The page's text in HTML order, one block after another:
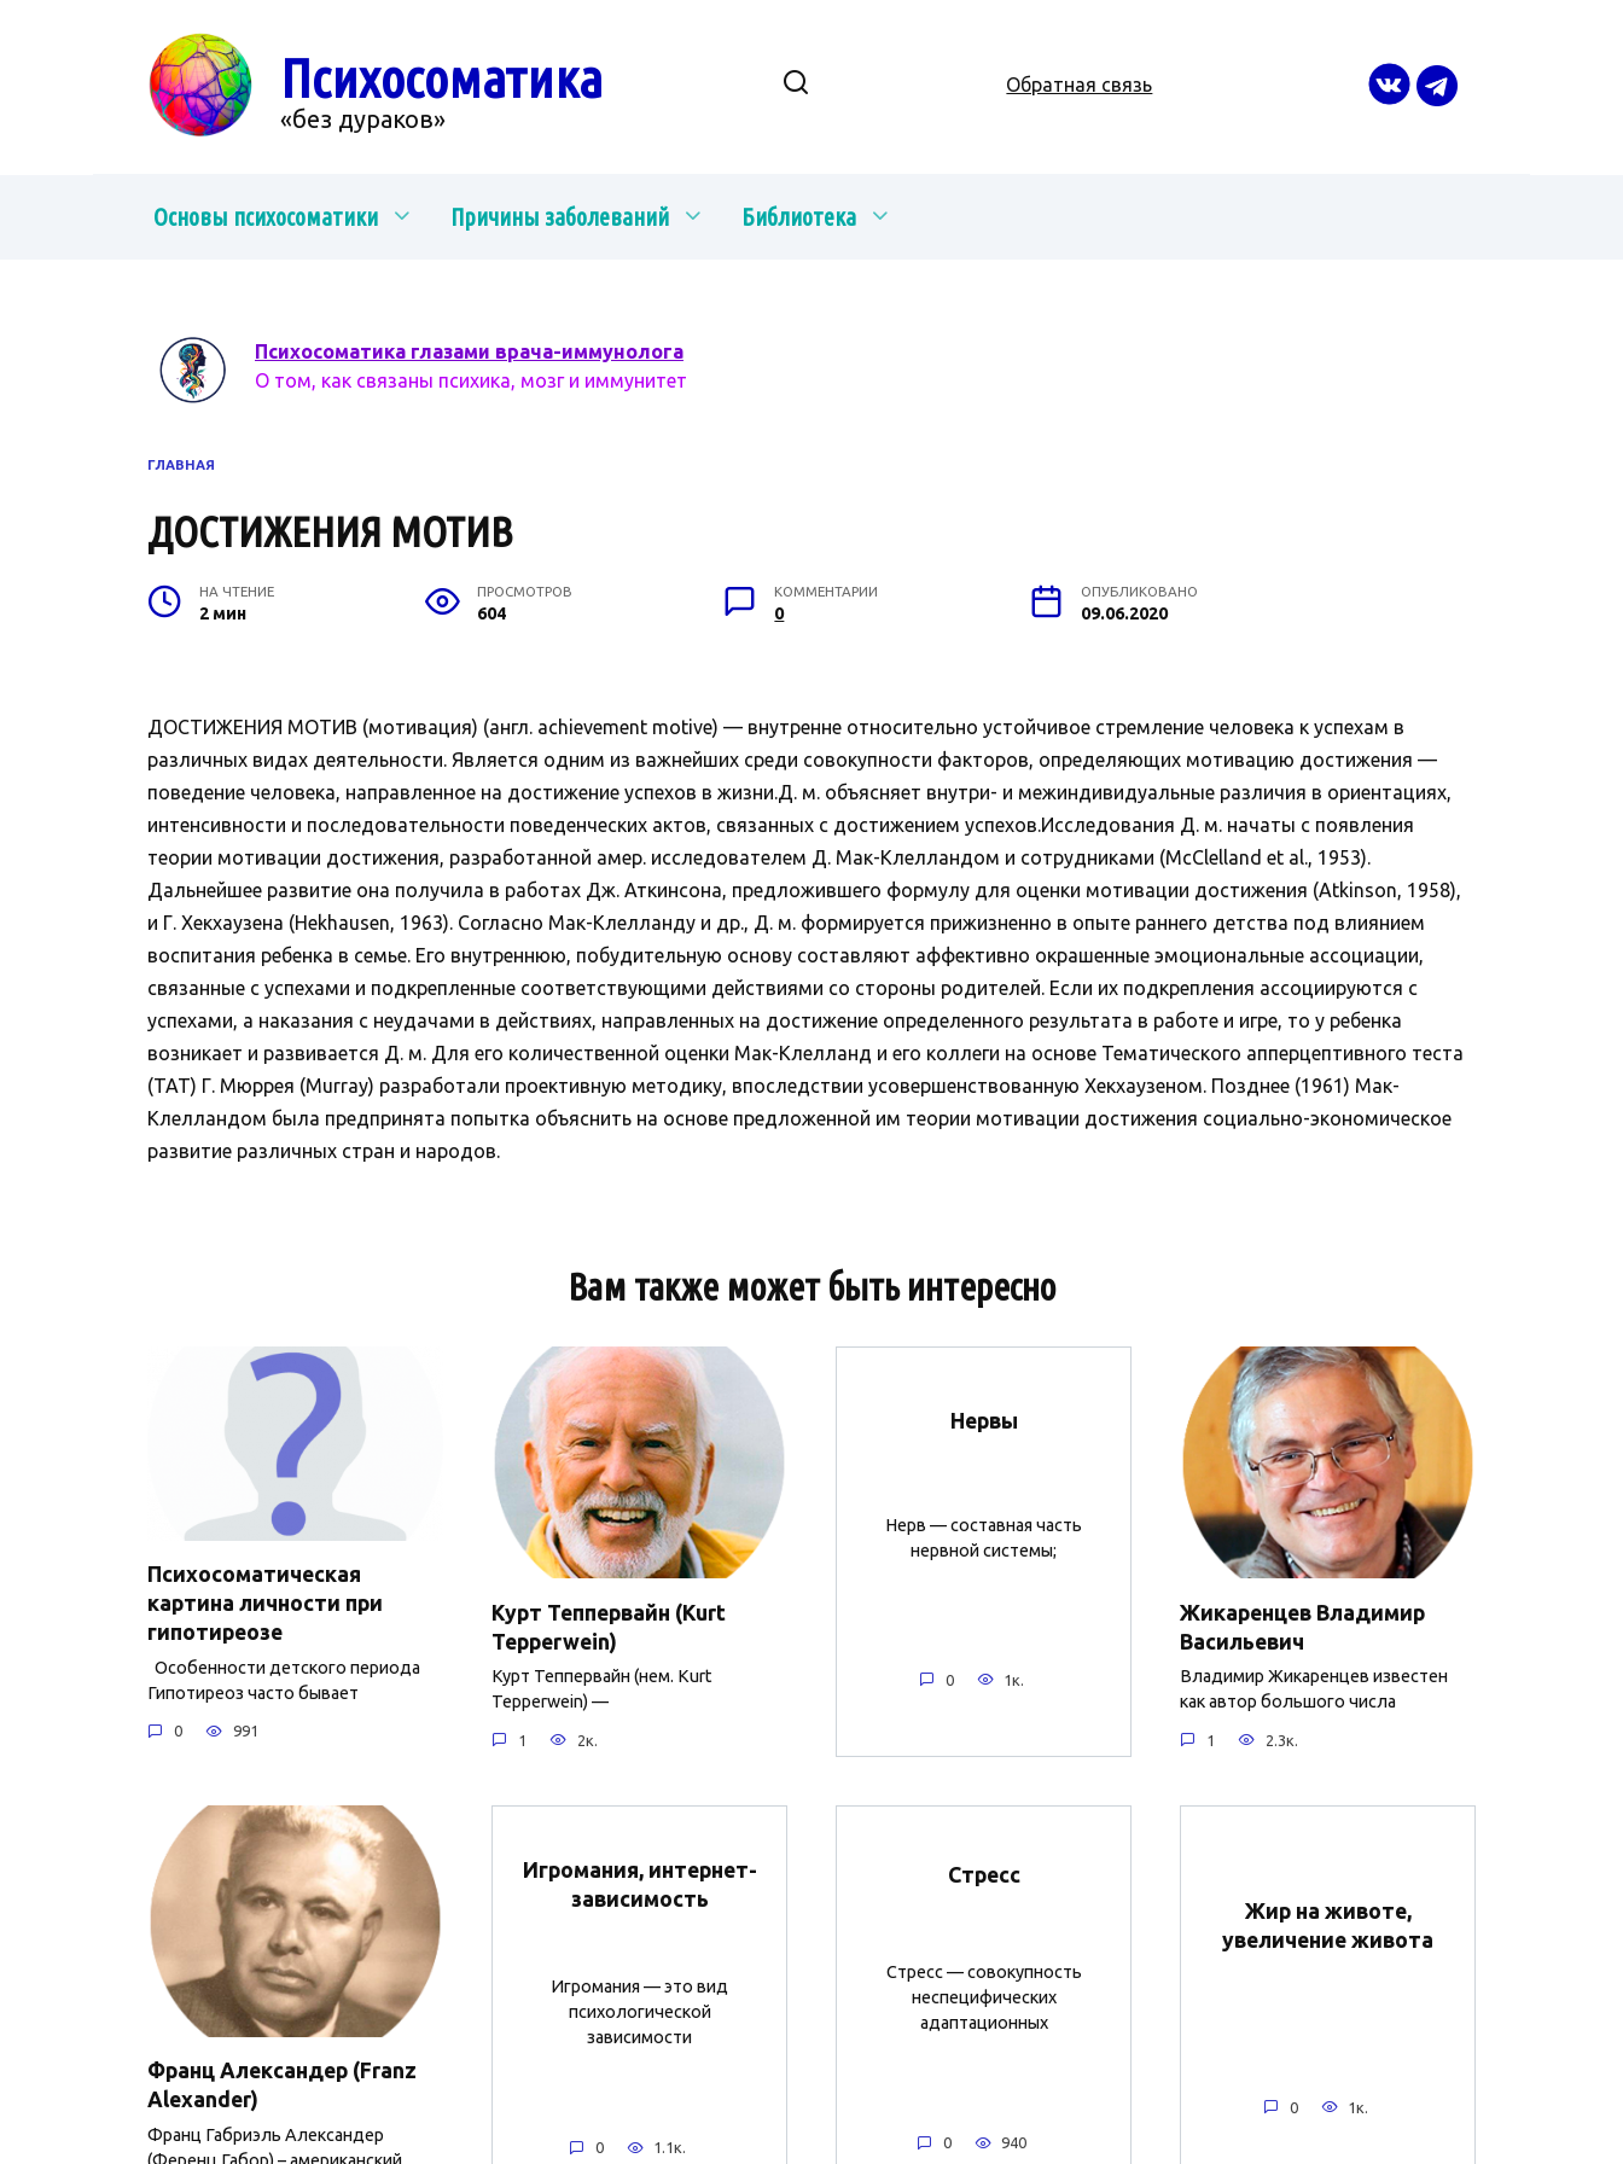
Психосоматика
«без дураков»
Обратная связь
Основы психосоматики Причины заболеваний Библиотека
Психосоматика глазами врача-иммунолога
О том, как связаны психика, мозг и иммунитет
ГЛАВНАЯ
ДОСТИЖЕНИЯ МОТИВ
НА ЧТЕНИЕ
2 мин
ПРОСМОТРОВ
604
КОММЕНТАРИИ
0
ОПУБЛИКОВАНО
09.06.2020
ДОСТИЖЕНИЯ МОТИВ (мотивация) (англ. achievement motive) — внутренне относительно устойчивое стремление человека к успехам в
различных видах деятельности. Является одним из важнейших среди совокупности факторов, определяющих мотивацию достижения —
поведение человека, направленное на достижение успехов в жизни.Д. м. объясняет внутри- и межиндивидуальные различия в ориентациях,
интенсивности и последовательности поведенческих актов, связанных с достижением успехов.Исследования Д. м. начаты с появления
теории мотивации достижения, разработанной амер. исследователем Д. Мак-Клелландом и сотрудниками (McClelland et al., 1953).
Дальнейшее развитие она получила в работах Дж. Аткинсона, предложившего формулу для оценки мотивации достижения (Atkinson, 1958),
и Г. Хекхаузена (Hekhausen, 1963). Согласно Мак-Клелланду и др., Д. м. формируется прижизненно в опыте раннего детства под влиянием
воспитания ребенка в семье. Его внутреннюю, побудительную основу составляют аффективно окрашенные эмоциональные ассоциации,
связанные с успехами и подкрепленные соответствующими действиями со стороны родителей. Если их подкрепления ассоциируются с
успехами, а наказания с неудачами в действиях, направленных на достижение определенного результата в работе и игре, то у ребенка
возникает и развивается Д. м. Для его количественной оценки Мак-Клелланд и его коллеги на основе Тематического апперцептивного теста
(ТАТ) Г. Мюррея (Murray) разработали проективную методику, впоследствии усовершенствованную Хекхаузеном. Позднее (1961) Мак-
Клелландом была предпринята попытка объяснить на основе предложенной им теории мотивации достижения социально-экономическое
развитие различных стран и народов.
Вам также может быть интересно
Психосоматическая
картина личности при
гипотиреозе
Особенности детского периода
Гипотиреоз часто бывает
0 991
Курт Теппервайн (Kurt
Tepperwein)
Курт Теппервайн (нем. Kurt
Tepperwein) —
1 2к.
Нервы
Нерв — составная часть
нервной системы;
0 1к.
Жикаренцев Владимир
Васильевич
Владимир Жикаренцев известен
как автор большого числа
1 2.3к.
Франц Александер (Franz
Alexander)
Франц Габриэль Александер
Игромания, интернет-
зависимость
Игромания — это вид
психологической
зависимости
0 1.1к.
Стресс
Стресс — совокупность
неспецифических
адаптационных
0 940
Жир на животе,
увеличение живота
0 1к.